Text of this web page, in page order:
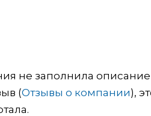
не заполнила описание
(Отзывы о компании),